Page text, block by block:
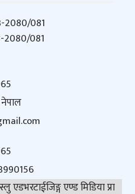
2080/081
2080/081
एडभरटाईजिङ्ग एण्ड मिडिया प्रा